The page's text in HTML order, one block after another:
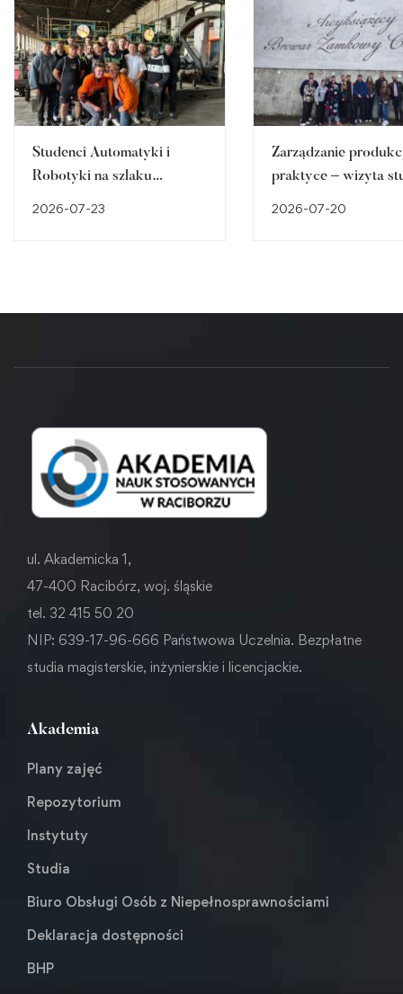
Studenci Automatyki i
Robotyki na szlaku
2026-07-23
Zarządzanie
praktyce – wizyta
2026-07-20
ul. Akademicka 1,
47-400 Racibórz, woj. śląskie
tel. 32 415 50 20
NIP: 639-17-96-666 Państwowa Uczelnia. Bezpłatne
studia magisterskie, inżynierskie i licencjackie.
Akademia
Plany zajęć
Repozytorium
Instytuty
Studia
Biuro Obsługi Osób z Niepełnosprawnościami
Deklaracja dostępności
BHP